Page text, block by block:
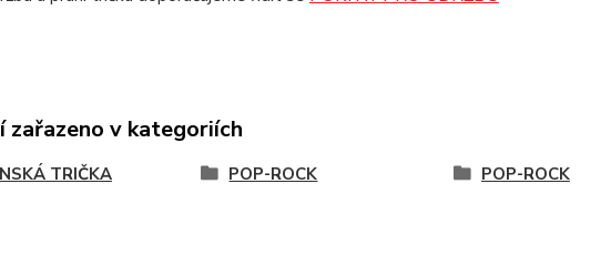
zařazeno v kategoriích
TRIČKA POP-ROCK POP-ROCK